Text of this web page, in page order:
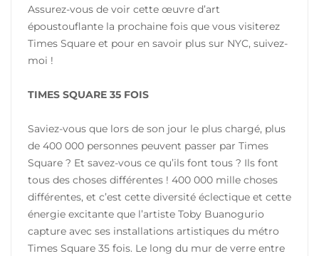
Assurez-vous de voir cette œuvre d’art
époustouflante la prochaine fois que vous visiterez
Times Square et pour en savoir plus sur NYC, suivez-
moi !
TIMES SQUARE 35 FOIS
Saviez-vous que lors de son jour le plus chargé, plus
de 400 000 personnes peuvent passer par Times
Square ? Et savez-vous ce qu’ils font tous ? Ils font
tous des choses différentes ! 400 000 mille choses
différentes, et c’est cette diversité éclectique et cette
énergie excitante que l’artiste Toby Buanogurio
capture avec ses installations artistiques du métro
Times Square 35 fois. Le long du mur de verre entre